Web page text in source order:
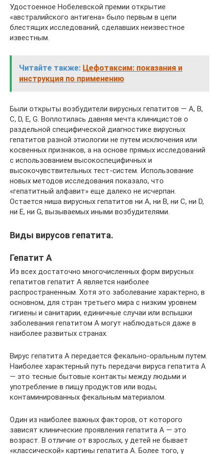
Удостоенное Нобелевской премии открытие
«австралийского антигена» было первым в цепи
блестящих исследований, сделавших неизвестное
известным.
Читайте также: Цефотаксим: показания и
инструкция по применению
Были открыты возбудители вирусных гепатитов — A, B,
C, D, E, G. Воплотилась давняя мечта клиницистов о
раздельной специфической диагностике вирусных
гепатитов разной этиологии не путем исключения или
косвенных признаков, а на основе прямых исследований
с использованием высокоспецифичных и
высокочувствительных тест-систем. Использование
новых методов исследования показало, что
«гепатитный алфавит» еще далеко не исчерпан.
Остается ниша вирусных гепатитов ни A, ни B, ни C, ни D,
ни E, ни G, вызываемых иными возбудителями.
Виды вирусов гепатита.
Гепатит А
Из всех достаточно многочисленных форм вирусных
гепатитов гепатит А является наиболее
распространенным. Хотя это заболевание характерно, в
основном, для стран третьего мира с низким уровнем
гигиены и санитарии, единичные случаи или вспышки
заболевания гепатитом А могут наблюдаться даже в
наиболее развитых странах.
Вирус гепатита А передается фекально-оральным путем.
Наиболее характерный путь передачи вируса гепатита А
— это тесные бытовые контакты между людьми и
употребление в пищу продуктов или воды,
контаминированных фекальным материалом.
Один из наиболее важных факторов, от которого
зависят клинические проявления гепатита А — это
возраст. В отличие от взрослых, у детей не бывает
«классической» картины гепатита А. Более того, у